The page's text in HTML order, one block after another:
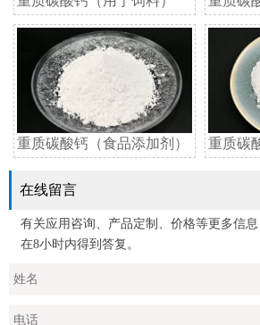
重质碳酸钙（食品添加剂） 重质碳
在线留言
有关应用咨询、产品定制、价格等更多信
在8小时内得到答复。